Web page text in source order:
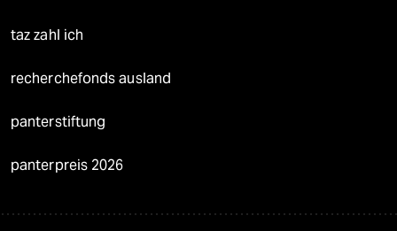
taz zahl ich
recherchefonds ausland
panterstiftung
panterpreis 2026